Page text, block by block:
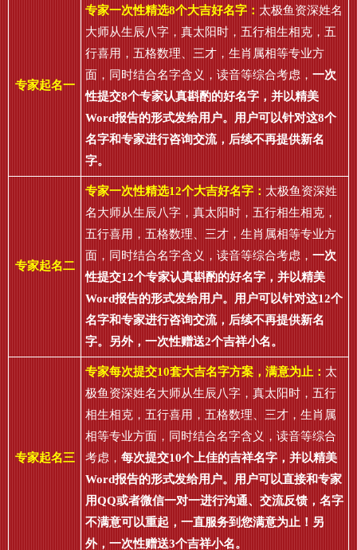
专家起名一
专家一次性精选8个大吉好名字： 太极鱼资深姓名
大师从生辰八字，真太阳时，五行相生相克，五
行喜用，五格数理、三才，生肖属相等专业方
面，同时结合名字含义，读音等综合考虑， 一次
性提交8个专家认真斟酌的好名字，并以精美
Word报告的形式发给用户。用户可以针对这8个
名字和专家进行咨询交流，后续不再提供新名
字。
专家起名二
专家一次性精选12个大吉好名字： 太极鱼资深姓
名大师从生辰八字，真太阳时，五行相生相克，
五行喜用，五格数理、三才，生肖属相等专业方
面，同时结合名字含义，读音等综合考虑， 一次
性提交12个专家认真斟酌的好名字，并以精美
Word报告的形式发给用户。用户可以针对这12个
名字和专家进行咨询交流，后续不再提供新名
字。另外，一次性赠送2个吉祥小名。
专家起名三
专家每次提交10套大吉名字方案，满意为止： 太
极鱼资深姓名大师从生辰八字，真太阳时，五行
相生相克，五行喜用，五格数理、三才，生肖属
相等专业方面，同时结合名字含义，读音等综合
考虑， 每次提交10个上佳的吉祥名字，并以精美
Word报告的形式发给用户。用户可以直接和专家
用QQ或者微信一对一进行沟通、交流反馈，名字
不满意可以重起，一直服务到您满意为止！另
外，一次性赠送3个吉祥小名。